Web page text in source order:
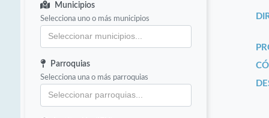
Municipios
Selecciona uno o más municipios
Parroquias
Selecciona una o más parroquias